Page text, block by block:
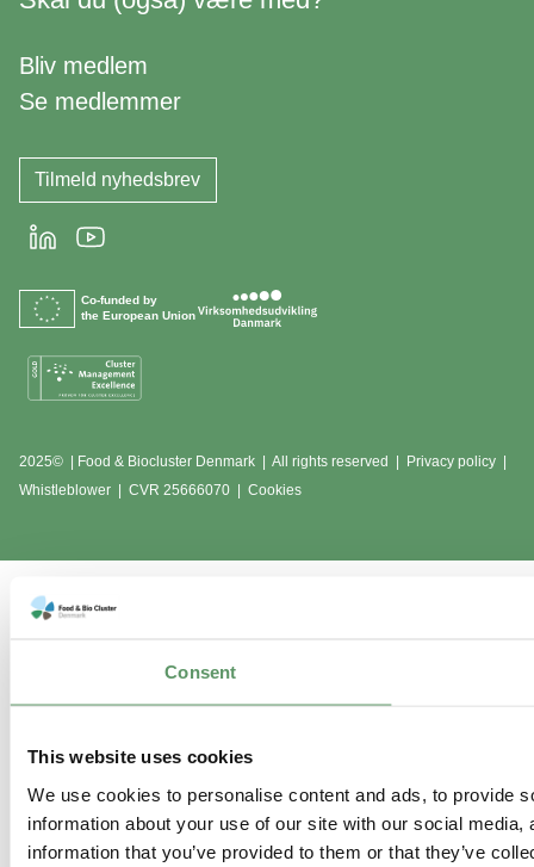
Consent
This website uses cookies
We use cookies to personalise content and ads, to provide
information about your use of our site with our social
information that you’ve provided to them or that they’ve
Bliv medlem
Se medlemmer
Tilmeld nyhedsbrev
LinkedInYoutube
Co-funded by
the European Union
2025© | Food & Biocluster Denmark | All rights reserved | Privacy policy
Whistleblower
CVR 25666070 | Cookies